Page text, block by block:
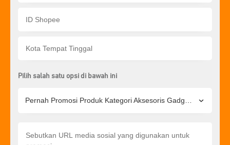
Pilih salah satu opsi di bawah ini